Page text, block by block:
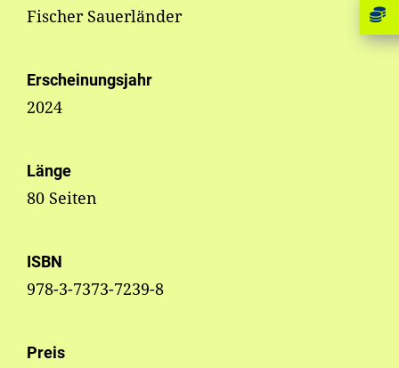
Fischer Sauerländer
Erscheinungsjahr
2024
Länge
80 Seiten
ISBN
978-3-7373-7239-8
Preis